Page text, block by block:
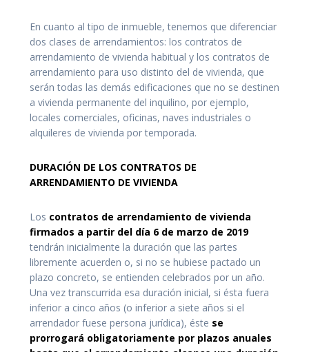
En cuanto al tipo de inmueble, tenemos que diferenciar
dos clases de arrendamientos: los contratos de
arrendamiento de vivienda habitual y los contratos de
arrendamiento para uso distinto del de vivienda, que
serán todas las demás edificaciones que no se destinen
a vivienda permanente del inquilino, por ejemplo,
locales comerciales, oficinas, naves industriales o
alquileres de vivienda por temporada.
DURACIÓN DE LOS CONTRATOS DE
ARRENDAMIENTO DE VIVIENDA
Los contratos de arrendamiento de vivienda
firmados a partir del día 6 de marzo de 2019
tendrán inicialmente la duración que las partes
libremente acuerden o, si no se hubiese pactado un
plazo concreto, se entienden celebrados por un año.
Una vez transcurrida esa duración inicial, si ésta fuera
inferior a cinco años (o inferior a siete años si el
arrendador fuese persona jurídica), éste se
prorrogará obligatoriamente por plazos anuales